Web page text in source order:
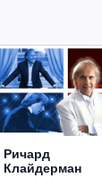
Ричард
Клайдерман